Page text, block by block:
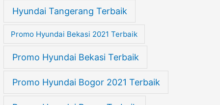
Hyundai Tangerang Terbaik
Promo Hyundai Bekasi 2021 Terbaik
Promo Hyundai Bekasi Terbaik
Promo Hyundai Bogor 2021 Terbaik